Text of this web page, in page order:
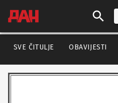
SVE ČITULJE OBAVIJESTI